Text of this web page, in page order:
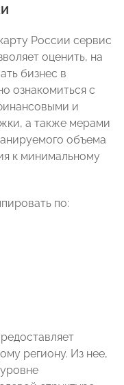
России сервис
оценить, на
бизнес в
ознакомиться с
и
а также мерами
объема
к минимальному
по:
региону. Из нее,